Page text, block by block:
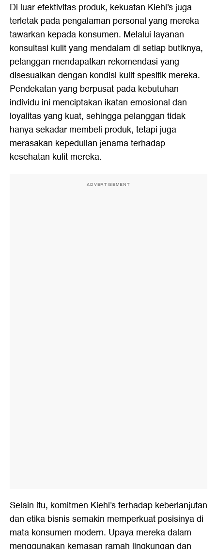
Di luar efektivitas produk, kekuatan Kiehl's juga
terletak pada pengalaman personal yang mereka
tawarkan kepada konsumen. Melalui layanan
konsultasi kulit yang mendalam di setiap butiknya,
pelanggan mendapatkan rekomendasi yang
disesuaikan dengan kondisi kulit spesifik mereka.
Pendekatan yang berpusat pada kebutuhan
individu ini menciptakan ikatan emosional dan
loyalitas yang kuat, sehingga pelanggan tidak
hanya sekadar membeli produk, tetapi juga
merasakan kepedulian jenama terhadap
kesehatan kulit mereka.
ADVERTISEMENT
Selain itu, komitmen Kiehl's terhadap keberlanjutan
dan etika bisnis semakin memperkuat posisinya di
mata konsumen modern. Upaya mereka dalam